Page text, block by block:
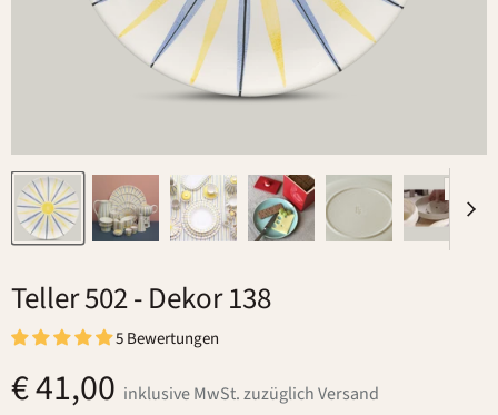
Teller 502- Dekor 138
5 Bewertungen
€ 41,00 inklusive MwSt. zuzüglich Versand